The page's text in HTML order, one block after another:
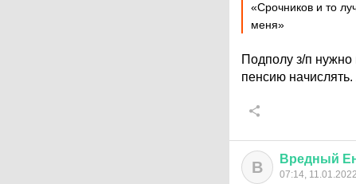
«Срочников и то
меня»
Подполу з/п
пенсию
В Вредный
07:14, 11.01.2022